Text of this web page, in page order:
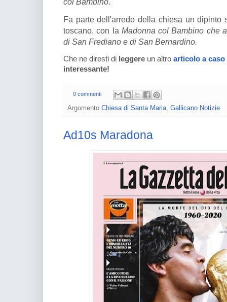
Fa parte dell'arredo della chiesa un dipinto
toscano, con la Madonna col Bambino che
di San Frediano e di San Bernardino.
Che ne diresti di leggere un altro articolo a caso
interessante!
0 commenti
Argomento Chiesa di Santa Maria Gallicano Notizie
Ad10s Maradona